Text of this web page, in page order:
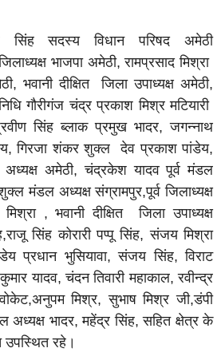
सिंह सदस्य विधान परिषद अमेठी
भाजपा अमेठी, रामप्रसाद मिश्रा
भवानी दीक्षित जिला उपाध्यक्ष अमेठी,
गौरीगंज चंद्र प्रकाश मिश्र मटियारी
सिंह ब्लाक प्रमुख भादर, जगन्नाथ
गिरजा शंकर शुक्ल देव प्रकाश पांडेय,
अमेठी, चंद्रकेश यादव पूर्व मंडल
मंडल अध्यक्ष संग्रामपुर,पूर्व जिलाध्यक्ष
, भवानी दीक्षित जिला उपाध्यक्ष
सिंह कोरारी पप्पू सिंह, संजय मिश्रा
प्रधान भुसियावा, संजय सिंह, विराट
यादव, चंदन तिवारी महाकाल, रवीन्द्र
मिश्र, सुभाष मिश्र जी,डंपी
अध्यक्ष भादर, महेंद्र सिंह, सहित क्षेत्र के
उपस्थित रहे।